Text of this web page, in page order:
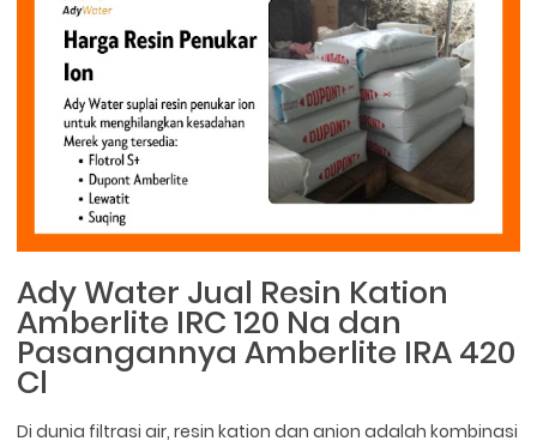
Ady Water Jual Resin Kation
Amberlite IRC 120 Na dan
Pasangannya Amberlite IRA 420
Cl
Di dunia filtrasi air, resin kation dan anion adalah kombinasi